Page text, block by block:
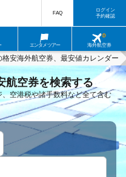
エンタメツアー 海外航空券
FAQ
ログイン
予約確認
格安海外航空券、最安値カレンダー
航空券を検索する
空港税や諸手数料など全て含む